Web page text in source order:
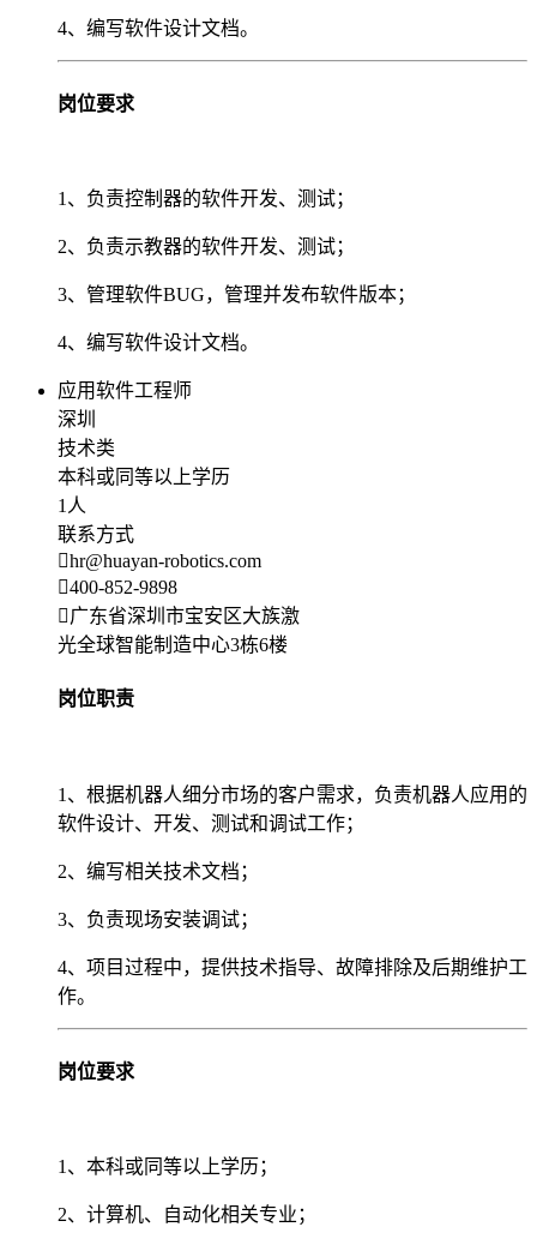
4、编写软件设计文档。
岗位要求
1、负责控制器的软件开发、测试；
2、负责示教器的软件开发、测试；
3、管理软件BUG，管理并发布软件版本；
4、编写软件设计文档。
应用软件工程师
深圳
技术类
本科或同等以上学历
1人
联系方式
hr@huayan-robotics.com
400-852-9898
广东省深圳市宝安区大族激
光全球智能制造中心3栋6楼
岗位职责
1、根据机器人细分市场的客户需求，负责机器人应用的
软件设计、开发、测试和调试工作；
2、编写相关技术文档；
3、负责现场安装调试；
4、项目过程中，提供技术指导、故障排除及后期维护工
作。
岗位要求
1、本科或同等以上学历；
2、计算机、自动化相关专业；